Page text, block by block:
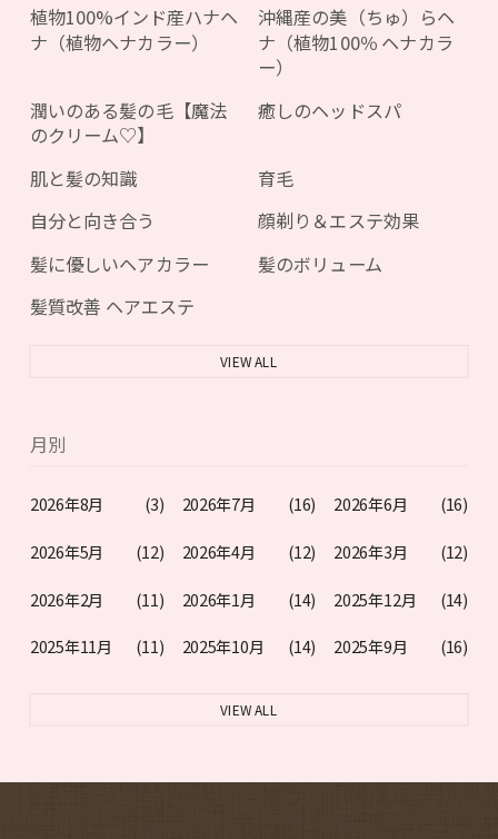
植物100%インド産ハナヘ
ナ（植物ヘナカラー）
沖縄産の美（ちゅ）らヘ
ナ（植物100％ ヘナカラ
ー）
潤いのある髪の毛【魔法
のクリーム♡】
癒しのヘッドスパ
肌と髪の知識
育毛
自分と向き合う
顔剃り＆エステ効果
髪に優しいヘアカラー
髪のボリューム
髪質改善 ヘアエステ
VIEW ALL
月別
2026年8月 (3) 2026年7月 (16) 2026年6月 (16)
2026年5月 (12) 2026年4月 (12) 2026年3月 (12)
2026年2月 (11) 2026年1月 (14) 2025年12月 (14)
2025年11月 (11) 2025年10月 (14) 2025年9月 (16)
VIEW ALL